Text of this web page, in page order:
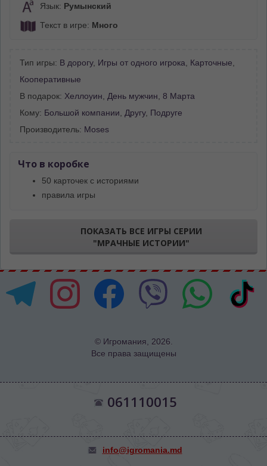
Язык: Румынский
Текст в игре: Много
Тип игры: В дорогу, Игры от одного игрока Карточные
Кооперативные
В подарок: Хеллоуин День мужчин 8 Марта
Кому: Большой компании Другу, Подруге
Производитель: Moses
Что в коробке
50 карточек с историями
правила игры
ПОКАЗАТЬ ВСЕ ИГРЫ СЕРИИ
"МРАЧНЫЕ ИСТОРИИ"
© Игромания, 2026.
Все права защищены
061110015
info@igromania.md